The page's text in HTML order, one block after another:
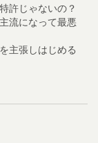
許じゃないの？
流になって最悪
主張しはじめる